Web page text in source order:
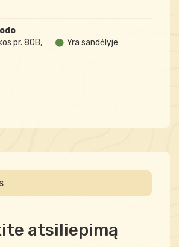
pr. 80B,
Yra sandėlyje
atsiliepimą